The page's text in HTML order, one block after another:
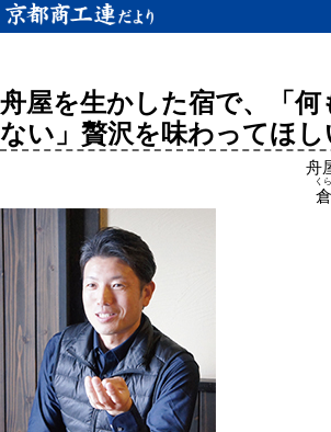
舟屋を生かした宿で、「何
ない」贅沢を味わってほし
舟
倉
くら